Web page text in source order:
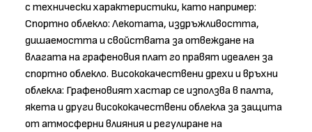
с технически характеристики, като например:
Спортно облекло: Лекотата, издръжливостта,
дишаемостта и свойствата за отвеждане на
влагата на графеновия плат го правят идеален за
спортно облекло. Висококачествени дрехи и връхни
облекла: Графеновият хастар се използва в палта,
якета и други висококачествени облекла за защита
от атмосферни влияния и регулиране на